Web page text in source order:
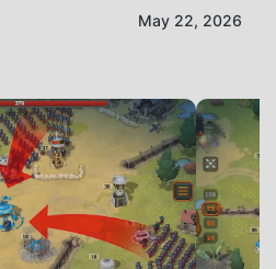
May 22, 2026